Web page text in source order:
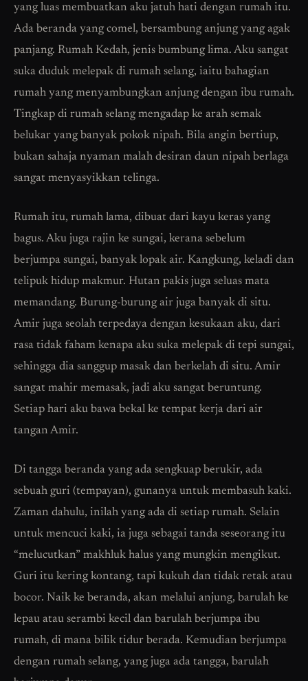
yang luas membuatkan aku jatuh hati dengan rumah itu.
Ada beranda yang comel, bersambung anjung yang agak
panjang. Rumah Kedah, jenis bumbung lima. Aku sangat
suka duduk melepak di rumah selang, iaitu bahagian
rumah yang menyambungkan anjung dengan ibu rumah.
Tingkap di rumah selang mengadap ke arah semak
belukar yang banyak pokok nipah. Bila angin bertiup,
bukan sahaja nyaman malah desiran daun nipah berlaga
sangat menyasyikkan telinga.
Rumah itu, rumah lama, dibuat dari kayu keras yang
bagus. Aku juga rajin ke sungai, kerana sebelum
berjumpa sungai, banyak lopak air. Kangkung, keladi dan
telipuk hidup makmur. Hutan pakis juga seluas mata
memandang. Burung-burung air juga banyak di situ.
Amir juga seolah terpedaya dengan kesukaan aku, dari
rasa tidak faham kenapa aku suka melepak di tepi sungai,
sehingga dia sanggup masak dan berkelah di situ. Amir
sangat mahir memasak, jadi aku sangat beruntung.
Setiap hari aku bawa bekal ke tempat kerja dari air
tangan Amir.
Di tangga beranda yang ada sengkuap berukir, ada
sebuah guri (tempayan), gunanya untuk membasuh kaki.
Zaman dahulu, inilah yang ada di setiap rumah. Selain
untuk mencuci kaki, ia juga sebagai tanda seseorang itu
“melucutkan” makhluk halus yang mungkin mengikut.
Guri itu kering kontang, tapi kukuh dan tidak retak atau
bocor. Naik ke beranda, akan melalui anjung, barulah ke
lepau atau serambi kecil dan barulah berjumpa ibu
rumah, di mana bilik tidur berada. Kemudian berjumpa
dengan rumah selang, yang juga ada tangga, barulah